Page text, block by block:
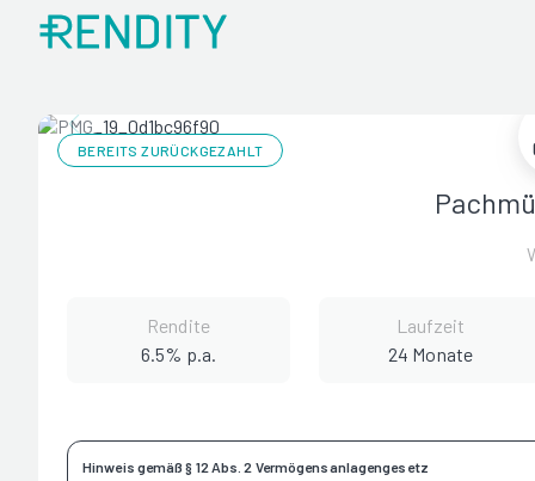
BEREITS ZURÜCKGEZAHLT
Rendite
6.5% p.a.
Laufzeit
24 Monate
Hinweis gemäß § 12 Abs. 2 Vermögensanlagengesetz